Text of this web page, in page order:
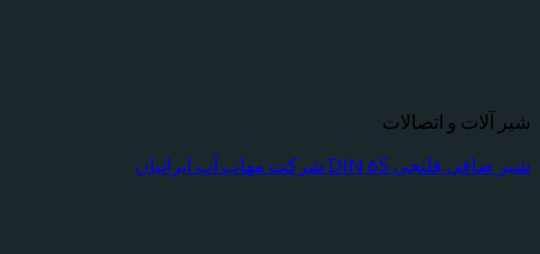
شیر آلات و اتصالات
شیر صافی فلنجی DIN 65 شرکت مهاب آب ایرانیان